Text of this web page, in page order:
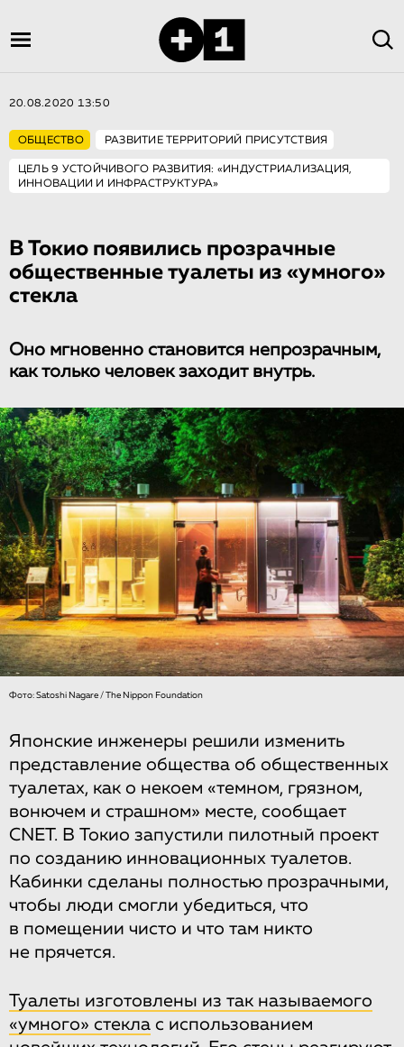
20.08.2020 13:50
ОБЩЕСТВО РАЗВИТИЕ ТЕРРИТОРИЙ ПРИСУТСТВИЯ
ЦЕЛЬ 9 УСТОЙЧИВОГО РАЗВИТИЯ: «ИНДУСТРИАЛИЗАЦИЯ,
ИННОВАЦИИ И ИНФРАСТРУКТУРА»
В Токио появились прозрачные
общественные туалеты из «умного»
стекла
Оно мгновенно становится непрозрачным,
как только человек заходит внутрь.
Фото: Satoshi Nagare / The Nippon Foundation
Японские инженеры решили изменить
представление общества об общественных
туалетах, как о некоем «темном, грязном,
вонючем и страшном» месте, сообщает
CNET. В Токио запустили пилотный проект
по созданию инновационных туалетов.
Кабинки сделаны полностью прозрачными,
чтобы люди смогли убедиться, что
в помещении чисто и что там никто
не прячется.
Туалеты изготовлены из так называемого
«умного» стекла с использованием